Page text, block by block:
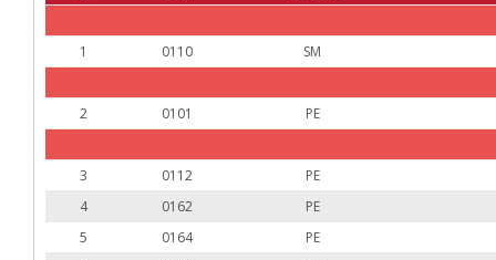
1 0110 SM
2 0101 PE
3 0112
PE
4
0162
PE
5
0164
PE